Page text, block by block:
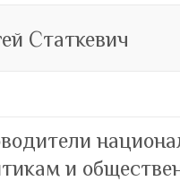
Статкевич
и